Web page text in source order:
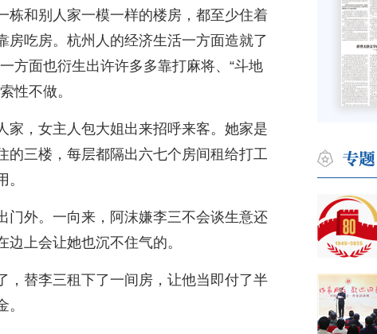
栋和别人家一模一样的楼房，都至少住着
吃房。杭州人的经济生活一方面造就了
方面也衍生出许许多多靠打麻将、“斗地
性不做。
家，女主人包大姐出来招呼来客。她家是
的三楼，每层都隔出六七个房间租给打工
门外。一向来，阿沫嫌李三不会谈生意还
上会让她也沉不住气的。
，替李三租下了一间房，让他当即付了半